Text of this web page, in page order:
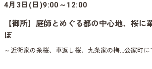
4月3日(日)9:00～12:00
【御所】庭師とめぐる都の中心地、桜に
ぽ
～近衛家の糸桜、車返し桜、九条家の梅…公家町に